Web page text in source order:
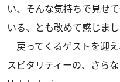
い、そんな気持ちで見せ
いる、とも改めて感じまし
戻ってくるゲストを迎
スピタリティーの、さら